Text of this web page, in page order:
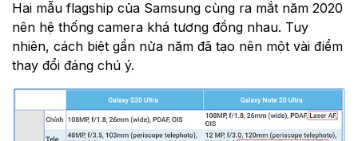
Hai mẫu flagship của Samsung cùng ra mắt năm 2020
nên hệ thống camera khá tương đồng nhau. Tuy
nhiên, cách biệt gần nửa năm đã tạo nên một vài điểm
thay đổi đáng chú ý.